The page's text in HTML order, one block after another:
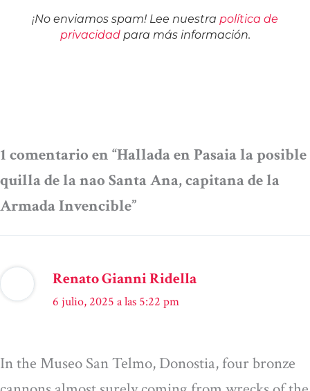
¡No enviamos spam! Lee nuestra política de
privacidadpara más información.
1 comentario en “Hallada en Pasaia la posible
quilla de la nao Santa Ana, capitana de la
Armada Invencible”
Renato Gianni Ridella
6 julio, 2025 a las 5:22 pm
In the Museo San Telmo, Donostia, four bronze